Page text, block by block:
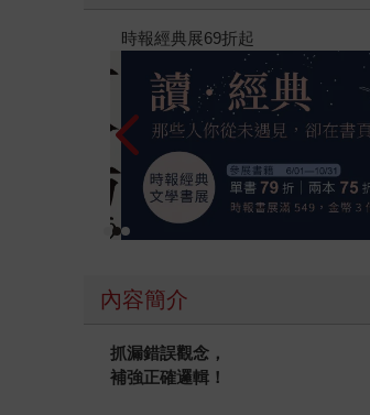
內容簡介
抓漏錯誤觀念，
補強正確邏輯！